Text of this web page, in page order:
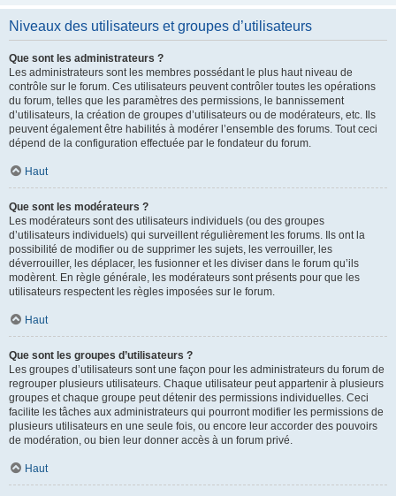
Niveaux des utilisateurs et groupes d’utilisateurs
Que sont les administrateurs ?
Les administrateurs sont les membres possédant le plus haut niveau de
contrôle sur le forum. Ces utilisateurs peuvent contrôler toutes les opérations
du forum, telles que les paramètres des permissions, le bannissement
d’utilisateurs, la création de groupes d’utilisateurs ou de modérateurs, etc. Ils
peuvent également être habilités à modérer l’ensemble des forums. Tout ceci
dépend de la configuration effectuée par le fondateur du forum.
Haut
Que sont les modérateurs ?
Les modérateurs sont des utilisateurs individuels (ou des groupes
d’utilisateurs individuels) qui surveillent régulièrement les forums. Ils ont la
possibilité de modifier ou de supprimer les sujets, les verrouiller, les
déverrouiller, les déplacer, les fusionner et les diviser dans le forum qu’ils
modèrent. En règle générale, les modérateurs sont présents pour que les
utilisateurs respectent les règles imposées sur le forum.
Haut
Que sont les groupes d’utilisateurs ?
Les groupes d’utilisateurs sont une façon pour les administrateurs du forum de
regrouper plusieurs utilisateurs. Chaque utilisateur peut appartenir à plusieurs
groupes et chaque groupe peut détenir des permissions individuelles. Ceci
facilite les tâches aux administrateurs qui pourront modifier les permissions de
plusieurs utilisateurs en une seule fois, ou encore leur accorder des pouvoirs
de modération, ou bien leur donner accès à un forum privé.
Haut